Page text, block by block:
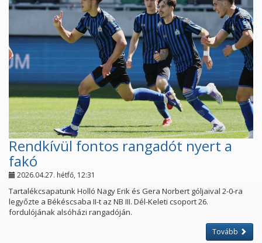
Rendkívül fontos rangadót nyert a
fakó
2026.04.27. hétfő, 12:31
Tartalékcsapatunk Holló Nagy Erik és Gera Norbert góljaival 2-0-ra
legyőzte a Békéscsaba II-t az NB III. Dél-Keleti csoport 26.
fordulójának alsóházi rangadóján.
Tovább